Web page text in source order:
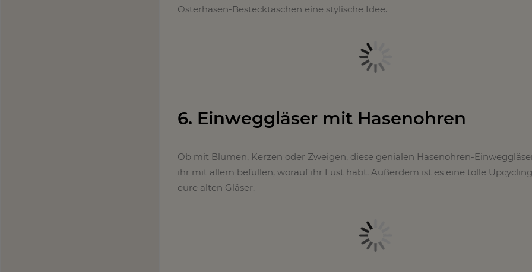
Osterhasen-Bestecktaschen eine stylische Idee.
6. Einweggläser mit Hasenohren
Ob mit Blumen, Kerzen oder Zweigen, diese genialen Hasenohren-
ihr mit allem befüllen, worauf ihr Lust habt. Außerdem ist es eine tolle
eure alten Gläser.